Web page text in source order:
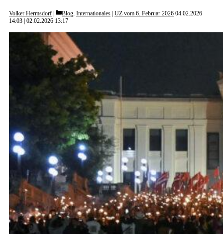
Volker Hermsdorf Categories
Blog, Internationales UZ vom 6. Februar 2026 04.02.2026
14:03 02.02.2026 13:17